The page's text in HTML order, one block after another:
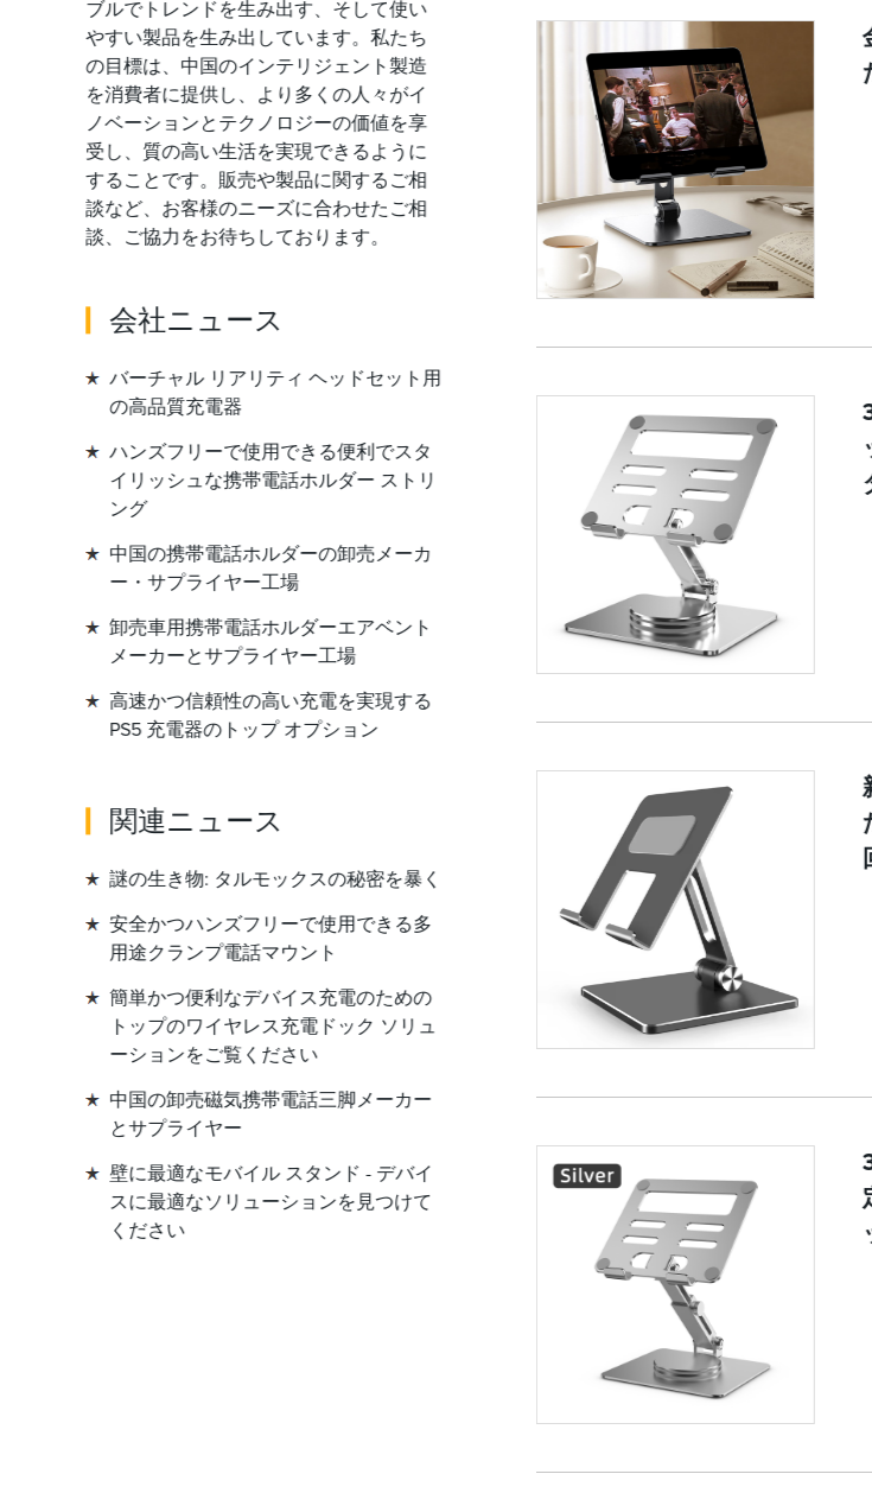
ブルでトレンドを生み出す、そして使い
やすい製品を生み出しています。私たち
の目標は、中国のインテリジェント製造
を消費者に提供し、より多くの人々がイ
ノベーションとテクノロジーの価値を享
受し、質の高い生活を実現できるように
することです。販売や製品に関するご相
談など、お客様のニーズに合わせたご相
談、ご協力をお待ちしております。
会社ニュース
バーチャル リアリティ ヘッドセット用
の高品質充電器
ハンズフリーで使用できる便利でスタ
イリッシュな携帯電話ホルダー ストリ
ング
中国の携帯電話ホルダーの卸売メーカ
ー・サプライヤー工場
卸売車用携帯電話ホルダーエアベント
メーカーとサプライヤー工場
高速かつ信頼性の高い充電を実現する
PS5 充電器のトップ オプション
関連ニュース
謎の生き物: タルモックスの秘密を暴く
安全かつハンズフリーで使用できる多
用途クランプ電話マウント
簡単かつ便利なデバイス充電のための
トップのワイヤレス充電ドック ソリュ
ーションをご覧ください
中国の卸売磁気携帯電話三脚メーカー
とサプライヤー
壁に最適なモバイル スタンド - デバイ
スに最適なソリューションを見つけて
ください